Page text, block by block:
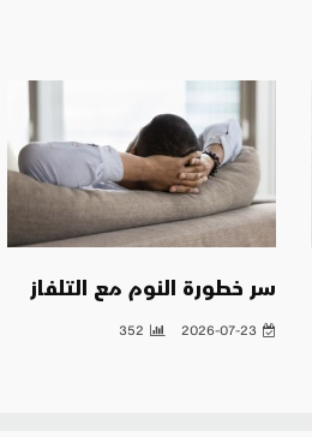
سر خطورة النوم مع التلفاز
2026-07-23
352